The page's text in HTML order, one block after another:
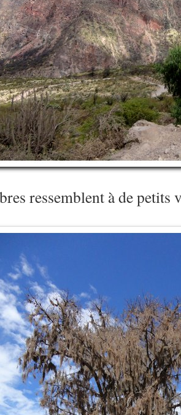
ressemblent à de